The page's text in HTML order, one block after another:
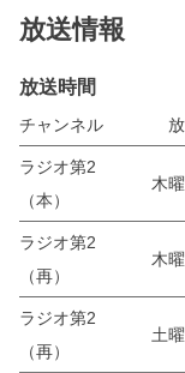
放送情報
放送時間
チャンネル
ラジオ第2
（本）
木
ラジオ第2
（再）
木
ラジオ第2
（再）
土